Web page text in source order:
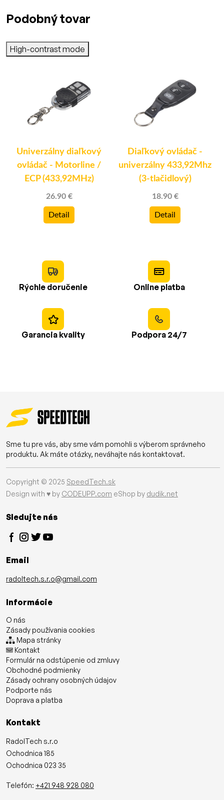
Podobný tovar
High-contrast mode
Univerzálny diaľkový
ovládač - Motorline /
ECP (433,92MHz)
26.90 €
Detail
Diaľkový ovládač -
univerzálny 433,92Mhz
(3-tlačidlový)
18.90 €
Detail
Rýchle doručenie Online platba
Garancia kvality Podpora 24/7
Sme tu pre vás, aby sme vám pomohli s výberom správneho
produktu. Ak máte otázky, neváhajte nás kontaktovať.
Copyright © 2025 SpeedTech.sk
Design with ♥ by CODEUPP.com eShop by dudik.net
Sledujte nás
Email
radoltech.s.r.o@gmail.com
Informácie
O nás
Zásady používania cookies
Mapa stránky
Kontakt
Formulár na odstúpenie od zmluvy
Obchodné podmienky
Zásady ochrany osobných údajov
Podporte nás
Doprava a platba
Kontakt
RadolTech s.r.o
Ochodnica 185
Ochodnica 023 35
Telefón: +421 948 928 080